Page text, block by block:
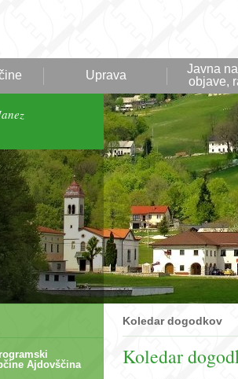
Uprava
Javna
objave,
Ajdovščina
Koledar dogodkov
Koledar